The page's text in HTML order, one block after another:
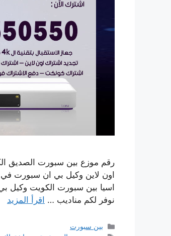
رقم موزع بين سبورت الصديق
اسيا بين سبورت الكويت
نوفر لكم مناديب … اقرأ المزيد
التصنيفات
بين سبورت